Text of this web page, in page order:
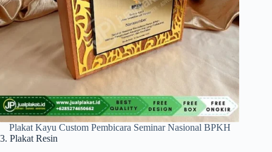
Plakat Kayu Custom Pembicara Seminar Nasional BPKH
3. Plakat Resin